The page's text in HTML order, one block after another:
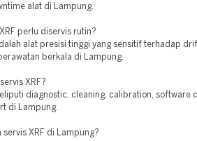
alat di Lampung.
perlu diservis rutin?
alat presisi tinggi yang sensitif terhadap
berkala di Lampung.
XRF?
diagnostic, cleaning, calibration, software
di Lampung.
servis XRF di Lampung?